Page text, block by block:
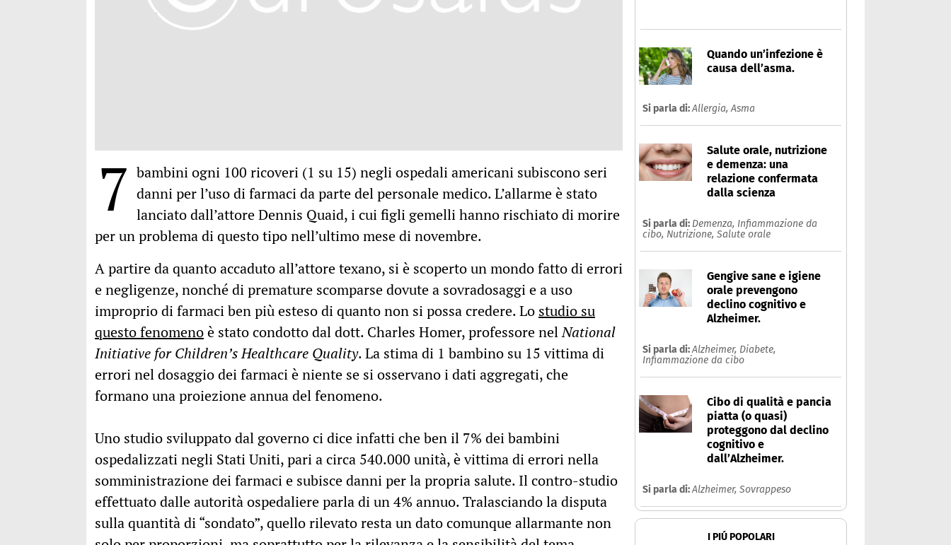
7 bambini ogni 100 ricoveri (1 su 15) negli ospedali americani subiscono seri
danni per l’uso di farmaci da parte del personale medico. L’allarme è stato
lanciato dall’attore Dennis Quaid, i cui figli gemelli hanno rischiato di morire
per un problema di questo tipo nell’ultimo mese di novembre.
A partire da quanto accaduto all’attore texano, si è scoperto un mondo fatto di errori
e negligenze, nonché di premature scomparse dovute a sovradosaggi e a uso
improprio di farmaci ben più esteso di quanto non si possa credere. Lo studio su
questo fenomenoè stato condotto dal dott. Charles Homer, professore nelNational
Initiative for Children’s Healthcare Quality. La stima di 1 bambino su 15 vittima di
errori nel dosaggio dei farmaci è niente se si osservano i dati aggregati, che
formano una proiezione annua del fenomeno.
Uno studio sviluppato dal governo ci dice infatti che ben il 7% dei bambini
ospedalizzati negli Stati Uniti, pari a circa 540.000 unità, è vittima di errori nella
somministrazione dei farmaci e subisce danni per la propria salute. Il contro-studio
effettuato dalle autorità ospedaliere parla di un 4% annuo. Tralasciando la disputa
sulla quantità di “sondato”, quello rilevato resta un dato comunque allarmante non
Quando un’infezione è
causa dell’asma.
Si parla di:Allergia,Asma
Salute orale, nutrizione
e demenza: una
relazione confermata
dalla scienza
Si parla di: Demenza, Infiammazione da
cibo, Nutrizione, Salute orale
Gengive sane e igiene
orale prevengono
declino cognitivo e
Alzheimer.
Si parla di:Alzheimer, Diabete,
Infiammazione da cibo
Cibo di qualità e pancia
piatta (o quasi)
proteggono dal declino
cognitivo e
dall’Alzheimer.
Si parla di:Alzheimer, Sovrappeso
I PIÚ POPOLARI